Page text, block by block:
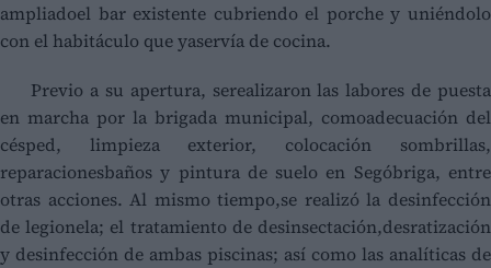
ampliadoel bar existente cubriendo el porche y uniéndolo
con el habitáculo que yaservía de cocina.
Previo a su apertura, serealizaron las labores de puesta
en marcha por la brigada municipal, comoadecuación del
césped, limpieza exterior, colocación sombrillas,
reparacionesbaños y pintura de suelo en Segóbriga, entre
otras acciones. Al mismo tiempo,se realizó la desinfección
de legionela; el tratamiento de desinsectación,desratización
y desinfección de ambas piscinas; así como las analíticas de